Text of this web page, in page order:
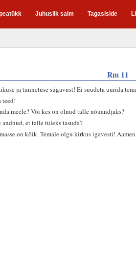
Juhuslik salm Tagasiside
Rm 11
ja tunnetuse sügavust! Ei suudeta uurida
teed!
meele? Või kes on olnud talle nõuandjaks?
et talle tuleks tasuda?
on kõik. Temale olgu kirkus igavesti!